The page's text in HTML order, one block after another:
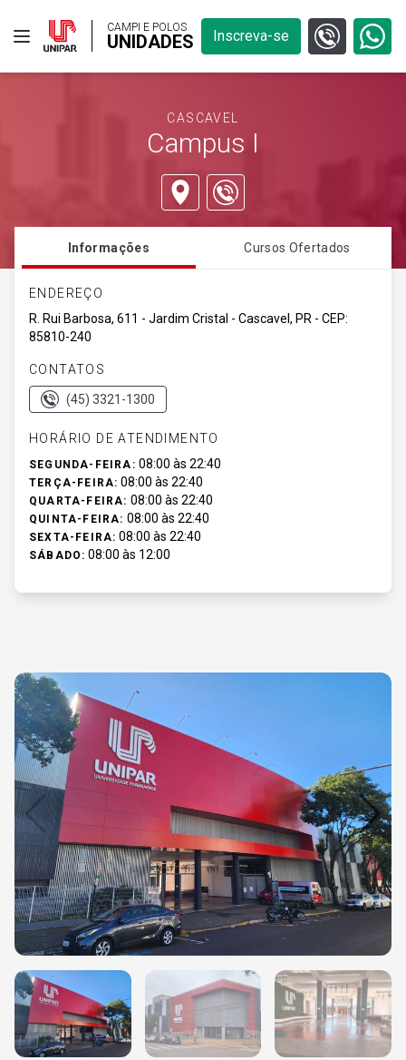
CAMPI E POLOS
UNIDADES Inscreva-se
CASCAVEL
Campus I
Informações Cursos Ofertados
ENDEREÇO
R. Rui Barbosa, 611 - Jardim Cristal - Cascavel, PR - CEP:
85810-240
CONTATOS
(45) 3321-1300
HORÁRIO DE ATENDIMENTO
SEGUNDA-FEIRA: 08:00 às 22:40
TERÇA-FEIRA: 08:00 às 22:40
QUARTA-FEIRA: 08:00 às 22:40
QUINTA-FEIRA: 08:00 às 22:40
SEXTA-FEIRA: 08:00 às 22:40
SÁBADO: 08:00 às 12:00